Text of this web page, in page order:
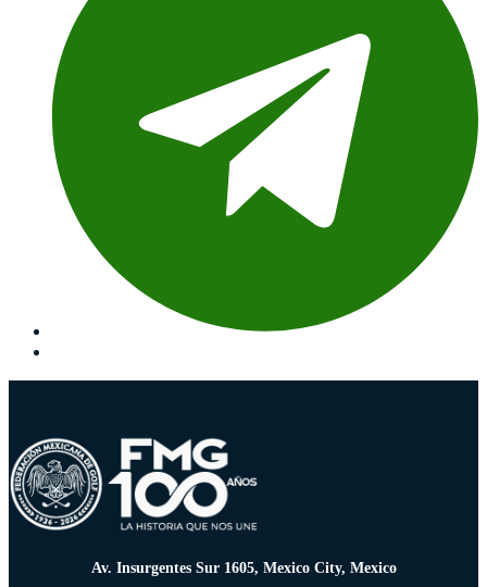
Av. Insurgentes Sur 1605, Mexico City, Mexico